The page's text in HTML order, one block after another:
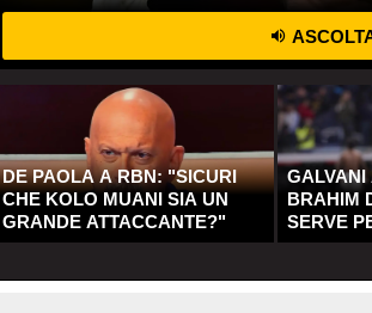
DE PAOLA A RBN: "SICURI
CHE KOLO MUANI SIA UN
GRANDE ATTACCANTE?"
BRAHIM
SERVE